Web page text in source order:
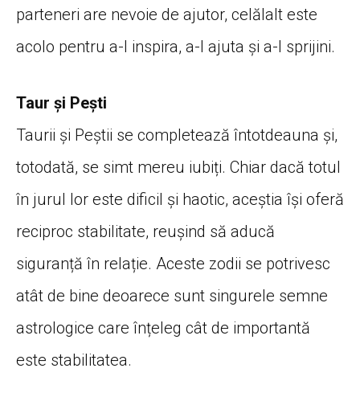
parteneri are nevoie de ajutor, celălalt este
acolo pentru a-l inspira, a-l ajuta și a-l sprijini.
Taur și Pești
Taurii și Peștii se completează întotdeauna și,
totodată, se simt mereu iubiți. Chiar dacă totul
în jurul lor este dificil și haotic, aceștia își oferă
reciproc stabilitate, reușind să aducă
siguranță în relație. Aceste zodii se potrivesc
atât de bine deoarece sunt singurele semne
astrologice care înțeleg cât de importantă
este stabilitatea.